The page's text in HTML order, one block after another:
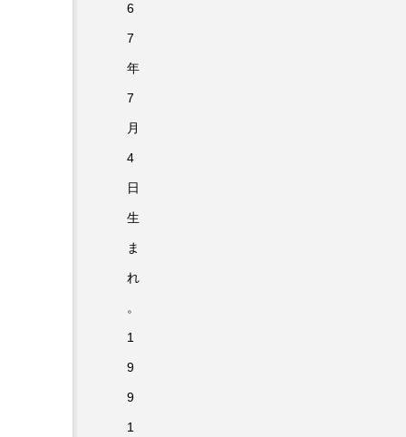
6
7
年
7
月
4
日
生
ま
れ
。
1
9
9
1